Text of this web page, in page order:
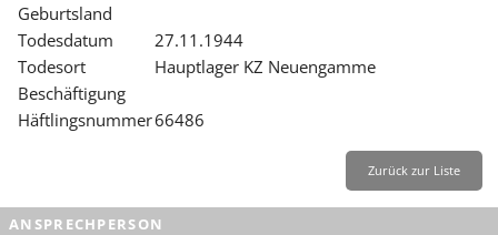
BILDUNG
FORSCHUNG
SERVICE
Leichte Sprache
Geburtsland
Todesdatum
27.11.1944
Todesort
Hauptlager KZ Neuengamme
Beschäftigung
Häftlingsnummer66486
Zurück zur Liste
ANSPRECHPERSON